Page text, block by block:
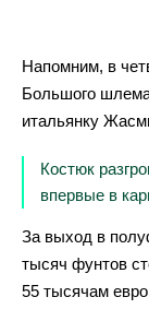
Напомним, в
Большого
итальянку
Костюк
впервые в
За выход в
тысяч фунтов
55 тысячам